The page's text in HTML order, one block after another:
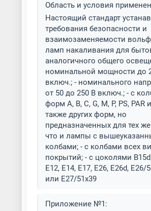
Область и условия
Настоящий стандарт
требования безопасности и
взаимозаменяемости
ламп накаливания для
аналогичного общего
номинальной мощности до
включ.; - номинального
от 50 до 250 В включ.; - с
форм А, В, С, G, M, P, PS, PAR
также других форм, но
предназначенных для тех
что и лампы с
колбами; - с колбами всех
покрытий; - с цоколями
E12, E14, E17, E26, E26d, E26/
или Е27/51х39
Приложение №1: